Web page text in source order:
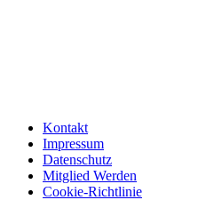
Kontakt
Impressum
Datenschutz
Mitglied Werden
Cookie-Richtlinie